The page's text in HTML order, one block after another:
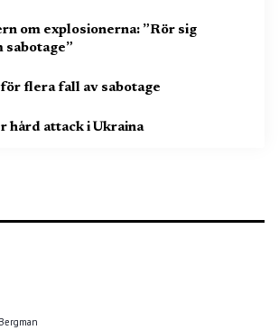
om explosionerna: ”Rör sig
flera fall av sabotage
hård attack i Ukraina